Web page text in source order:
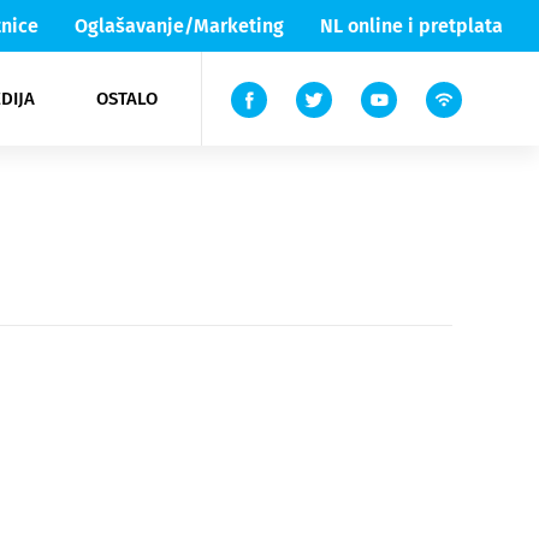
Oglašavanje/Marketing NL online i pretplata
OSTALO
Lika & Senj
TV